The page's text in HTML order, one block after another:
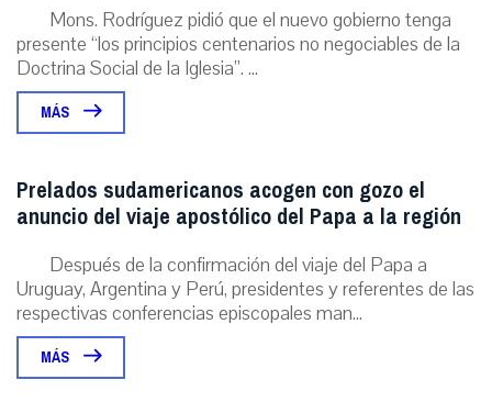
Mons. Rodríguez pidió que el nuevo gobierno tenga
presente “los principios centenarios no negociables de la
Doctrina Social de la Iglesia”. ...
MÁS
Prelados sudamericanos acogen con gozo el
anuncio del viaje apostólico del Papa a la región
Después de la confirmación del viaje del Papa a
Uruguay, Argentina y Perú, presidentes y referentes de las
respectivas conferencias episcopales man...
MÁS